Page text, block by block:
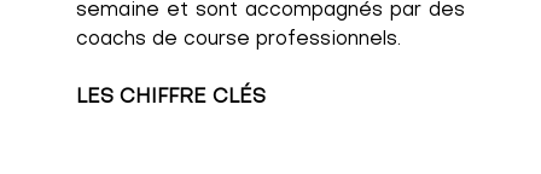
semaine et sont accompagnés par des
coachs de course professionnels.
LES CHIFFRE CLÉS